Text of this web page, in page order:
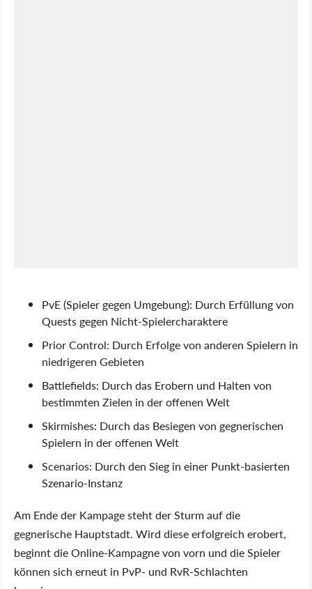
PvE (Spieler gegen Umgebung): Durch Erfüllung von
Quests gegen Nicht-Spielercharaktere
Prior Control: Durch Erfolge von anderen Spielern in
niedrigeren Gebieten
Battlefields: Durch das Erobern und Halten von
bestimmten Zielen in der offenen Welt
Skirmishes: Durch das Besiegen von gegnerischen
Spielern in der offenen Welt
Scenarios: Durch den Sieg in einer Punkt-basierten
Szenario-Instanz
Am Ende der Kampage steht der Sturm auf die
gegnerische Hauptstadt. Wird diese erfolgreich erobert,
beginnt die Online-Kampagne von vorn und die Spieler
können sich erneut in PvP- und RvR-Schlachten